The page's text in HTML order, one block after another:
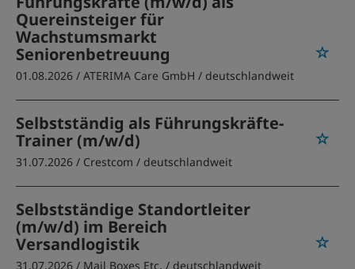
Quereinsteiger für
Wachstumsmarkt
Seniorenbetreuung
01.08.2026 / ATERIMA Care GmbH / deutschlandweit
Selbstständig als Führungskräfte-
Trainer (m/w/d)
31.07.2026 / Crestcom / deutschlandweit
Selbstständige Standortleiter
(m/w/d) im Bereich
Versandlogistik
31.07.2026 / Mail Boxes Etc. / deutschlandweit